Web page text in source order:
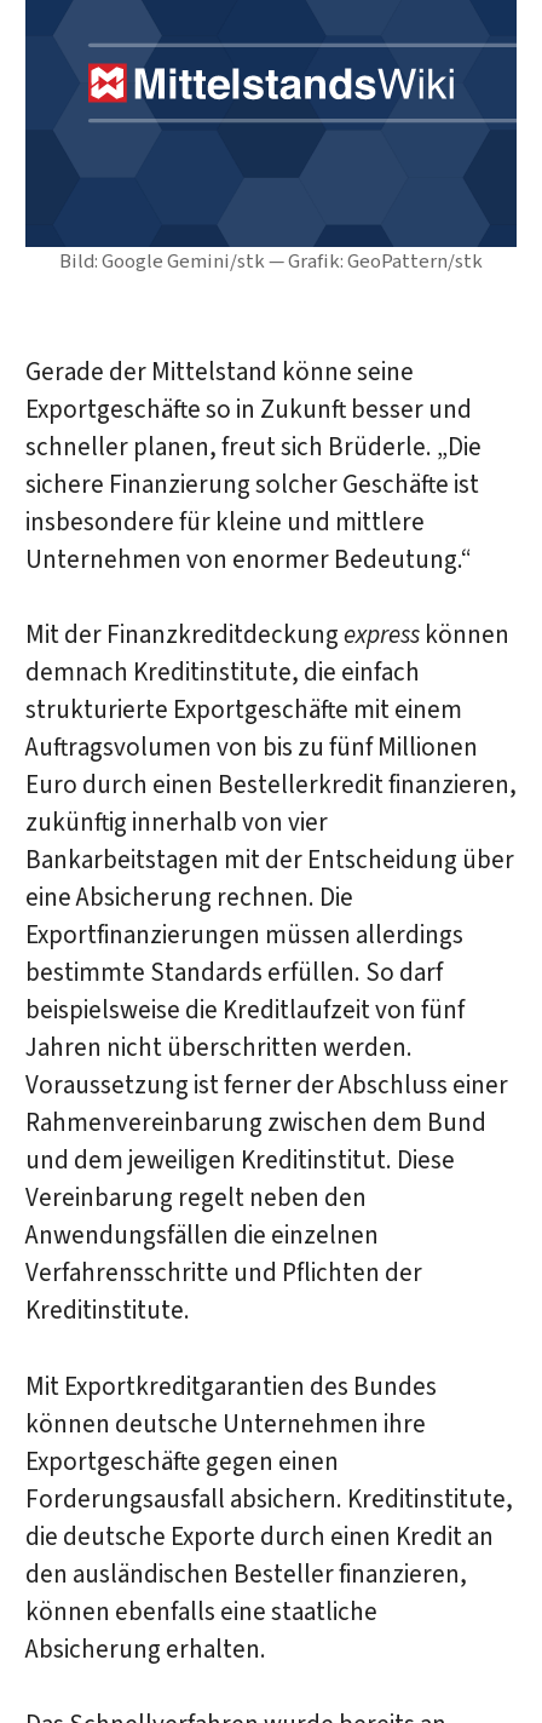
Bild: Google Gemini/stk — Grafik: GeoPattern/stk
Gerade der Mittelstand könne seine
Exportgeschäfte so in Zukunft besser und
schneller planen, freut sich Brüderle. „Die
sichere Finanzierung solcher Geschäfte ist
insbesondere für kleine und mittlere
Unternehmen von enormer Bedeutung.“
Mit der Finanzkreditdeckungexpresskönnen
demnach Kreditinstitute, die einfach
strukturierte Exportgeschäfte mit einem
Auftragsvolumen von bis zu fünf Millionen
Euro durch einen Bestellerkredit finanzieren,
zukünftig innerhalb von vier
Bankarbeitstagen mit der Entscheidung über
eine Absicherung rechnen. Die
Exportfinanzierungen müssen allerdings
bestimmte Standards erfüllen. So darf
beispielsweise die Kreditlaufzeit von fünf
Jahren nicht überschritten werden.
Voraussetzung ist ferner der Abschluss einer
Rahmenvereinbarung zwischen dem Bund
und dem jeweiligen Kreditinstitut. Diese
Vereinbarung regelt neben den
Anwendungsfällen die einzelnen
Verfahrensschritte und Pflichten der
Kreditinstitute.
Mit Exportkreditgarantien des Bundes
können deutsche Unternehmen ihre
Exportgeschäfte gegen einen
Forderungsausfall absichern. Kreditinstitute,
die deutsche Exporte durch einen Kredit an
den ausländischen Besteller finanzieren,
können ebenfalls eine staatliche
Absicherung erhalten.